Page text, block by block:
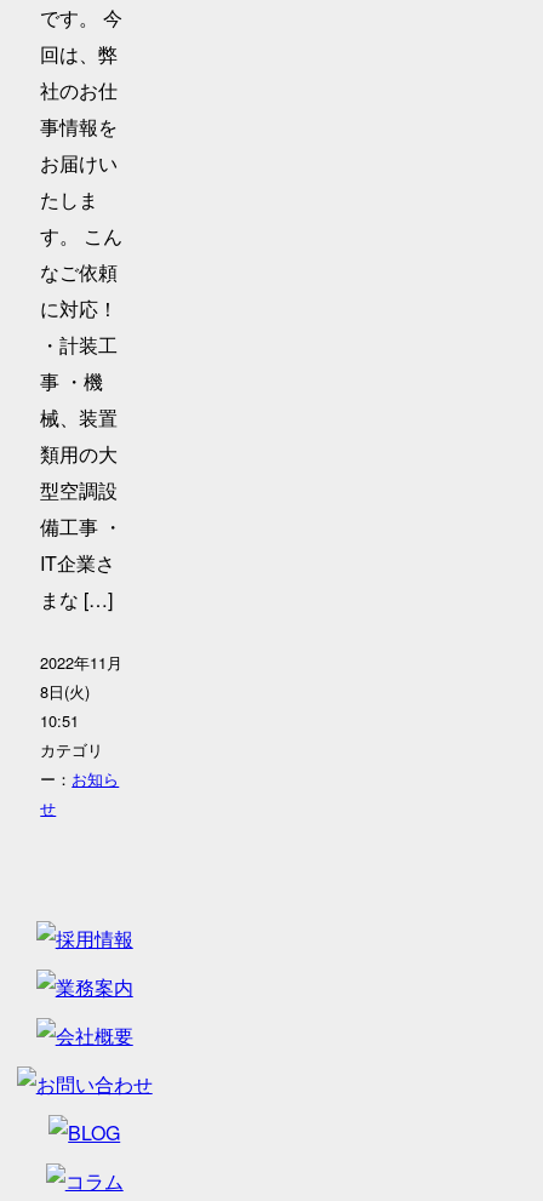
です。 今
回は、弊
社のお仕
事情報を
お届けい
たしま
す。 こん
なご依頼
に対応！
・計装工
事 ・機
械、装置
類用の大
型空調設
備工事 ・
IT企業さ
まな […]
2022年11月
8日(火)
10:51
カテゴリ
ー： お知ら
せ